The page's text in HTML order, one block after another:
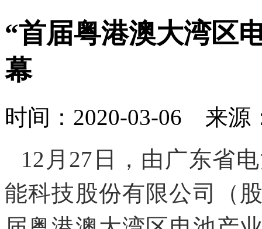
“首届粤港澳大湾区
幕
时间：2020-03-06 来
12月27日，由广东省
能科技股份有限公司（